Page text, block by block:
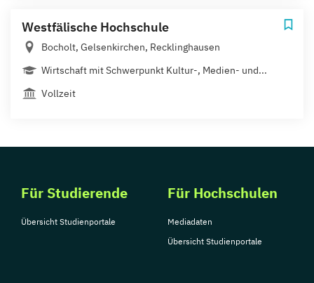
Westfälische Hochschule
Bocholt, Gelsenkirchen, Recklinghausen
Wirtschaft mit Schwerpunkt Kultur-, Medien- und...
Vollzeit
Für Studierende
Übersicht Studienportale
Für Hochschulen
Mediadaten
Übersicht Studienportale